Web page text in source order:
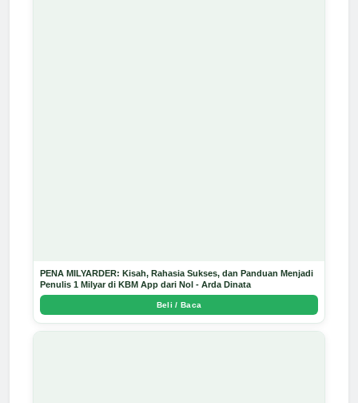
PENA MILYARDER: Kisah, Rahasia Sukses, dan Panduan Menjadi
Penulis 1 Milyar di KBM App dari Nol - Arda Dinata
Beli / Baca